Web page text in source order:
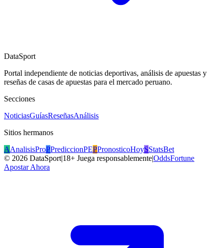
DataSport
Portal independiente de noticias deportivas, análisis de apuestas y
reseñas de casas de apuestas para el mercado peruano.
Secciones
NoticiasGuíasReseñasAnálisis
Sitios hermanos
AAnalisisProPPrediccionPEPPronosticoHoySStatsBet
© 2026 DataSport|18+ Juega responsablemente|OddsFortune
Apostar Ahora